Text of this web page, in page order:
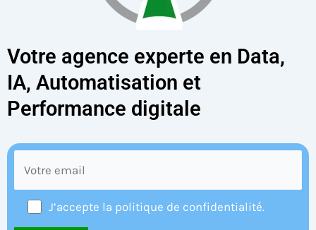
Votre agence experte en Data,
IA, Automatisation et
Performance digitale
J’accepte la politique de confidentialité.